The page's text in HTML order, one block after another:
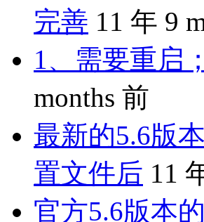
完善 11 年 9
1、需要重启
months 前
最新的5.6版
置文件后 11
官方5.6版本